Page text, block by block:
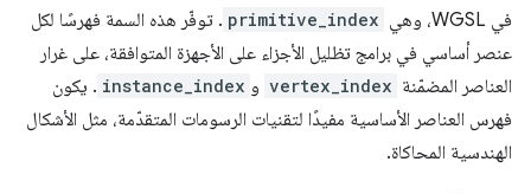
في WGSL، وهي
primitive_index . توفّر هذه السمة فهرسًا لكل
عنصر أساسي في برامج تظليل الأجزاء على الأجهزة المتوافقة، على غرار
العناصر المضمّنة vertex_index و instance_index . يكون
فهرس العناصر الأساسية مفيدًا لتقنيات الرسومات المتقدّمة، مثل الأشكال
الهندسية المحاكاة.